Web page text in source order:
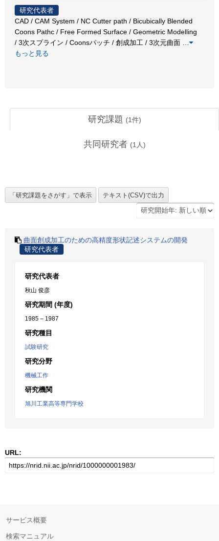
研究代表者
CAD / CAM System / NC Cutter path / Bicubically Blended
Coons Pathc / Free Formed Surface / Geometric Modelling
/ 3次スプライン / Coonsパッチ / 創成加工 / 3次元曲面
もっと見る
研究課題 (1件)
共同研究者 (1 人)
曲面創成加工のための高精度形状記述システムの開発
研究代表者
研究代表者
秋山 俊彦
研究期間 (年度)
1985 – 1987
研究種目
試験研究
研究分野
機械工作
研究機関
旭川工業高等専門学校
URL:
サービス概要
検索マニュアル